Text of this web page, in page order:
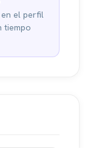
el perfil
tiempo